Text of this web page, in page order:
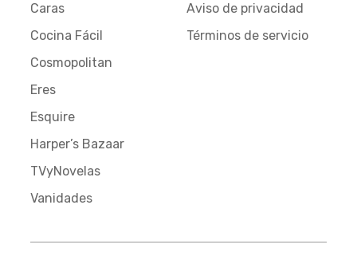
Caras
Cocina Fácil
Cosmopolitan
Eres
Esquire
Harper’s Bazaar
TVyNovelas
Vanidades
Aviso de privacidad
Términos de servicio